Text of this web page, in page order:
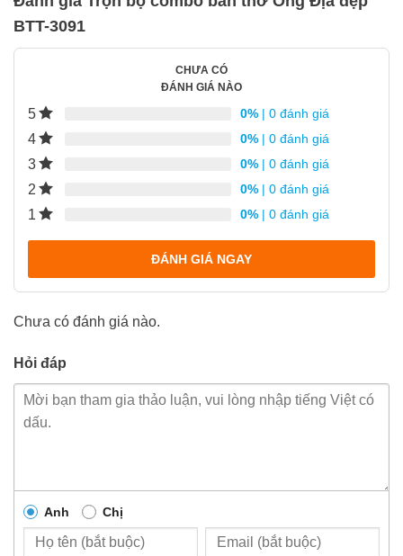
BTT-3091
CHƯA CÓ
ĐÁNH GIÁ NÀO
5 0% | 0 đánh giá
4 0% | 0 đánh giá
3 0% | 0 đánh giá
2 0% | 0 đánh giá
1 0% | 0 đánh giá
ĐÁNH GIÁ NGAY
Chưa có đánh giá nào.
Hỏi đáp
Anh Chị